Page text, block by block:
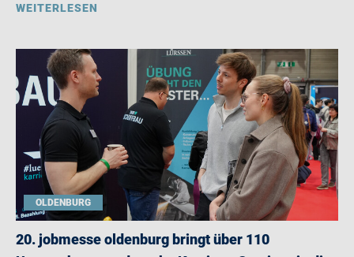
WEITERLESEN
OLDENBURG
20. jobmesse oldenburg bringt über 110